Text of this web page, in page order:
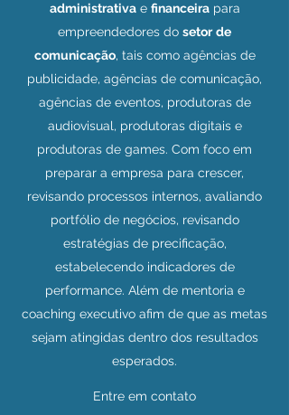
administrativae financeirapara
empreendedores do setor de
comunicação, tais como agências de
publicidade, agências de comunicação,
agências de eventos, produtoras de
audiovisual, produtoras digitais e
produtoras de games. Com foco em
preparar a empresa para crescer,
revisando processos internos, avaliando
portfólio de negócios, revisando
estratégias de precificação,
estabelecendo indicadores de
performance. Além de mentoria e
coaching executivo afim de que as metas
sejam atingidas dentro dos resultados
esperados.
Entre em contato